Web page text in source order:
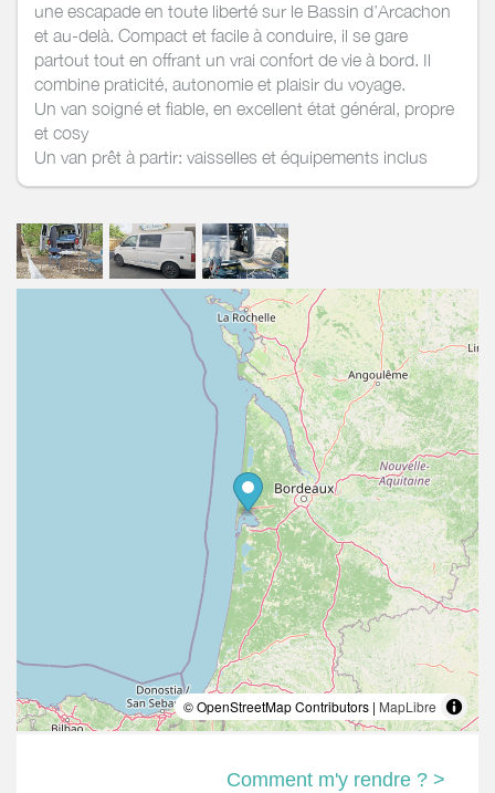
une escapade en toute liberté sur le Bassin d’Arcachon
et au-delà. Compact et facile à conduire, il se gare
partout tout en offrant un vrai confort de vie à bord. Il
combine praticité, autonomie et plaisir du voyage.
Un van soigné et fiable, en excellent état général, propre
et cosy
Un van prêt à partir: vaisselles et équipements inclus
© OpenStreetMap Contributors | MapLibre
Comment m'y rendre ? >